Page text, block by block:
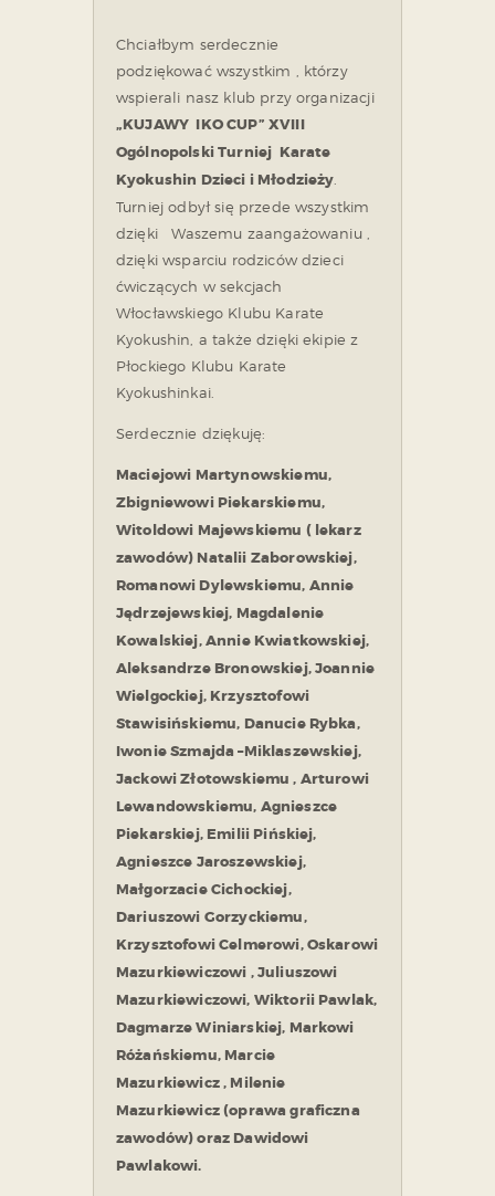
Chciałbym serdecznie
podziękować wszystkim , którzy
wspierali nasz klub przy organizacji
„KUJAWY IKO CUP” XVIII
Ogólnopolski Turniej Karate
Kyokushin Dzieci i Młodzieży
Turniej odbył się przede wszystkim
dzięki Waszemu zaangażowaniu ,
dzięki wsparciu rodziców dzieci
ćwiczących w sekcjach
Włocławskiego Klubu Karate
Kyokushin, a także dzięki ekipie z
Płockiego Klubu Karate
Kyokushinkai.
Serdecznie dziękuję:
Maciejowi Martynowskiemu,
Zbigniewowi Piekarskiemu,
Witoldowi Majewskiemu ( lekarz
zawodów) Natalii Zaborowskiej,
Romanowi Dylewskiemu, Annie
Jędrzejewskiej, Magdalenie
Kowalskiej, Annie Kwiatkowskiej,
Aleksandrze Bronowskiej, Joannie
Wielgockiej, Krzysztofowi
Stawisińskiemu, Danucie Rybka,
Iwonie Szmajda –Miklaszewskiej,
Jackowi Złotowskiemu , Arturowi
Lewandowskiemu, Agnieszce
Piekarskiej, Emilii Pińskiej,
Agnieszce Jaroszewskiej,
Małgorzacie Cichockiej,
Dariuszowi Gorzyckiemu,
Krzysztofowi Celmerowi, Oskarowi
Mazurkiewiczowi , Juliuszowi
Mazurkiewiczowi, Wiktorii Pawlak,
Dagmarze Winiarskiej, Markowi
Różańskiemu, Marcie
Mazurkiewicz , Milenie
Mazurkiewicz (oprawa graficzna
zawodów) oraz Dawidowi
Pawlakowi.